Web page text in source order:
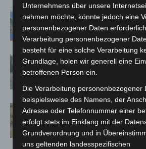
Mann läuft mit
A7 – Polizei sucht
Hannover: Polizei
Trunkenheitsfahrten
Großkontrolle
Hannover Klassik
Französische Oper
Unternehmens über unsere
nehmen möchte, könnte jedoch eine
personenbezogener Daten
Verarbeitung personenbezogener
besteht für eine solche Verarbeitung
Grundlage, holen wir generell eine
betroffenen Person ein.
Die Verarbeitung personenbezogener
beispielsweise des Namens, der
Adresse oder Telefonnummer einer
erfolgt stets im Einklang mit der
Grundverordnung und in
uns geltenden landesspezifischen